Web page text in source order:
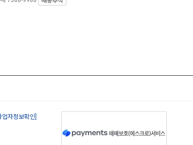
업자정보확인]